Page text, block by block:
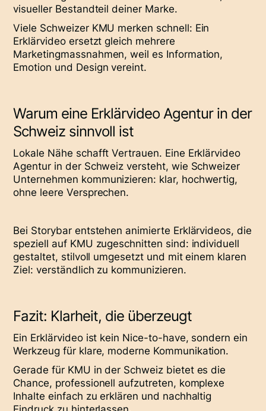
visueller Bestandteil deiner Marke.
Viele Schweizer KMU merken schnell: Ein
Erklärvideo ersetzt gleich mehrere
Marketingmassnahmen, weil es Information,
Emotion und Design vereint.
Warum eine Erklärvideo Agentur in der
Schweiz sinnvoll ist
Lokale Nähe schafft Vertrauen. Eine Erklärvideo
Agentur in der Schweiz versteht, wie Schweizer
Unternehmen kommunizieren: klar, hochwertig,
ohne leere Versprechen.
Bei Storybar entstehen animierte Erklärvideos, die
speziell auf KMU zugeschnitten sind: individuell
gestaltet, stilvoll umgesetzt und mit einem klaren
Ziel: verständlich zu kommunizieren.
Fazit: Klarheit, die überzeugt
Ein Erklärvideo ist kein Nice-to-have, sondern ein
Werkzeug für klare, moderne Kommunikation.
Gerade für KMU in der Schweiz bietet es die
Chance, professionell aufzutreten, komplexe
Inhalte einfach zu erklären und nachhaltig